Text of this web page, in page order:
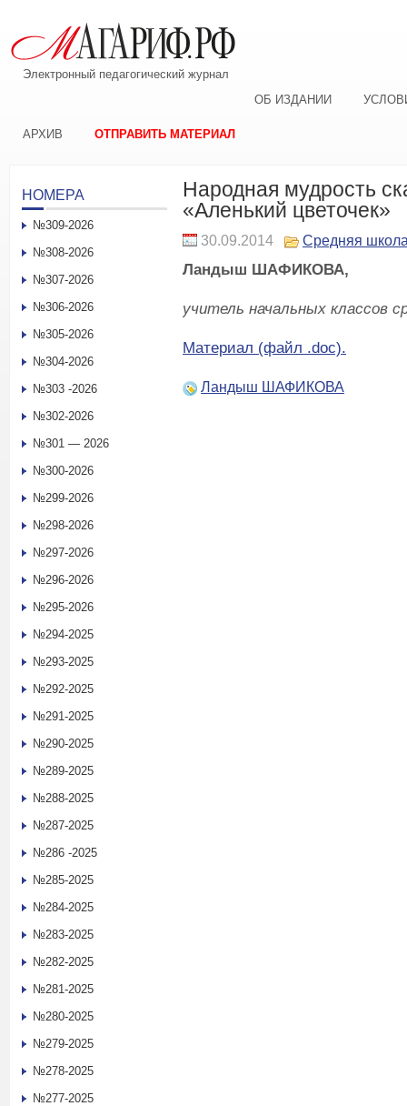
Электронный педагогический журнал
ОБ ИЗДАНИИ
АРХИВ ОТПРАВИТЬ МАТЕРИАЛ
Народная мудрость
«Аленький цветочек»
30.09.2014 Средняя
Ландыш ШАФИКОВА,
учитель начальных классов
Материал (файл .doc).
Ландыш ШАФИКОВА
НОМЕРА
№309-2026
№308-2026
№307-2026
№306-2026
№305-2026
№304-2026
№303 -2026
№302-2026
№301 — 2026
№300-2026
№299-2026
№298-2026
№297-2026
№296-2026
№295-2026
№294-2025
№293-2025
№292-2025
№291-2025
№290-2025
№289-2025
№288-2025
№287-2025
№286 -2025
№285-2025
№284-2025
№283-2025
№282-2025
№281-2025
№280-2025
№279-2025
№278-2025
№277-2025